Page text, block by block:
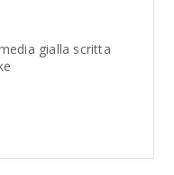
gialla scritta